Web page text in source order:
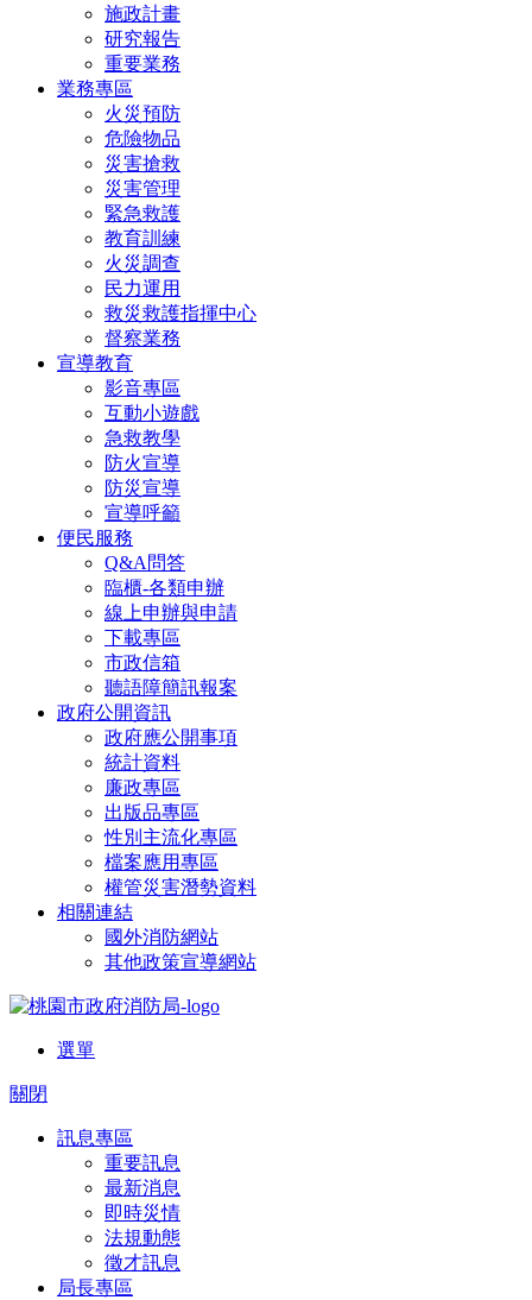
施政計畫
研究報告
重要業務
業務專區
火災預防
危險物品
災害搶救
災害管理
緊急救護
教育訓練
火災調查
民力運用
救災救護指揮中心
督察業務
宣導教育
影音專區
互動小遊戲
急救教學
防火宣導
防災宣導
宣導呼籲
便民服務
Q&A問答
臨櫃-各類申辦
線上申辦與申請
下載專區
市政信箱
聽語障簡訊報案
政府公開資訊
政府應公開事項
統計資料
廉政專區
出版品專區
性別主流化專區
檔案應用專區
權管災害潛勢資料
相關連結
國外消防網站
其他政策宣導網站
選單
關閉
訊息專區
重要訊息
最新消息
即時災情
法規動態
徵才訊息
局長專區